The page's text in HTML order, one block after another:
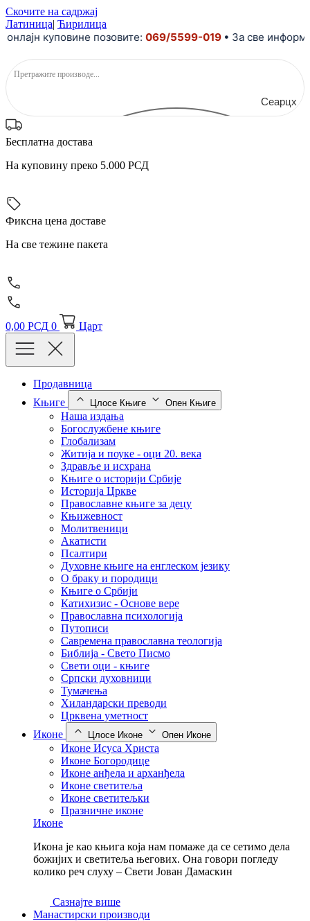
Скочите на садржај
Латиница| Ћирилица
куповине позовите:069/5599-019• За све
Сеарцх
Бесплатна достава
На куповину преко 5.000 РСД
Фиксна цена доставе
На све тежине пакета
0,00 РСД 0 Царт
Продавница
Књиге
Цлосе Књиге Опен Књиге
Наша издања
Богослужбене књиге
Глобализам
Житија и поуке - оци 20. века
Здравље и исхрана
Књиге о историји Србије
Историја Цркве
Православне књиге за децу
Књижевност
Молитвеници
Акатисти
Псалтири
Духовне књиге на енглеском језику
О браку и породици
Књиге о Србији
Катихизис - Основе вере
Православна психологија
Путописи
Савремена православна теологија
Библија - Свето Писмо
Свети оци - књиге
Српски духовници
Тумачења
Хиландарски преводи
Црквена уметност
Иконе
Цлосе Иконе Опен Иконе
Иконе Исуса Христа
Иконе Богородице
Иконе анђела и арханђела
Иконе светитеља
Иконе светитељки
Празничне иконе
Иконе
Икона је као књига која нам помаже да се сетимо дела
божијих и светитеља његових. Она говори погледу
колико реч слуху – Свети Јован Дамаскин
Сазнајте више
Манастирски производи